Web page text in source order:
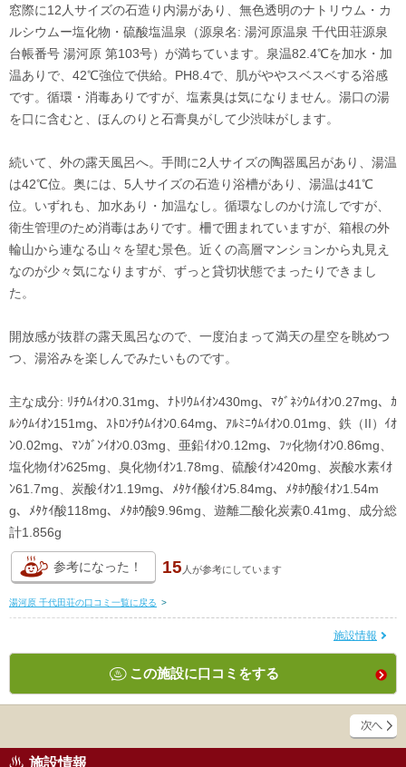
窓際に12人サイズの石造り内湯があり、無色透明のナトリウム・カ
ルシウムー塩化物・硫酸塩温泉（源泉名: 湯河原温泉 千代田荘源泉
台帳番号 湯河原 第103号）が満ちています。泉温82.4℃を加水・加
温ありで、42℃強位で供給。PH8.4で、肌がややスベスベする浴感
です。循環・消毒ありですが、塩素臭は気になりません。湯口の湯
を口に含むと、ほんのりと石膏臭がして少渋味がします。
続いて、外の露天風呂へ。手間に2人サイズの陶器風呂があり、湯温
は42℃位。奥には、5人サイズの石造り浴槽があり、湯温は41℃
位。いずれも、加水あり・加温なし。循環なしのかけ流しですが、
衛生管理のため消毒はありです。柵で囲まれていますが、箱根の外
輪山から連なる山々を望む景色。近くの高層マンションから丸見え
なのが少々気になりますが、ずっと貸切状態でまったりできまし
た。
開放感が抜群の露天風呂なので、一度泊まって満天の星空を眺めつ
つ、湯浴みを楽しんでみたいものです。
主な成分: ﾘﾁｳﾑｲｵﾝ0.31mg、ﾅﾄﾘｳﾑｲｵﾝ430mg、ﾏｸﾞﾈｼｳﾑｲｵﾝ0.27mg、ｶ
ﾙｼｳﾑｲｵﾝ151mg、ｽﾄﾛﾝﾁｳﾑｲｵﾝ0.64mg、ｱﾙﾐﾆｳﾑｲｵﾝ0.01mg、鉄（II）ｲｵ
ﾝ0.02mg、ﾏﾝｶﾞﾝｲｵﾝ0.03mg、亜鉛ｲｵﾝ0.12mg、ﾌｯ化物ｲｵﾝ0.86mg、
塩化物ｲｵﾝ625mg、臭化物ｲｵﾝ1.78mg、硫酸ｲｵﾝ420mg、炭酸水素ｲｵ
ﾝ61.7mg、炭酸ｲｵﾝ1.19mg、ﾒﾀｹｲ酸ｲｵﾝ5.84mg、ﾒﾀﾎｳ酸ｲｵﾝ1.54m
g、ﾒﾀｹｲ酸118mg、ﾒﾀﾎｳ酸9.96mg、遊離二酸化炭素0.41mg、成分総
計1.856g
参考になった！ 15 人が参考にしています
湯河原 千代田荘の口コミ一覧に戻る >
施設情報
この施設に口コミをする
施設情報